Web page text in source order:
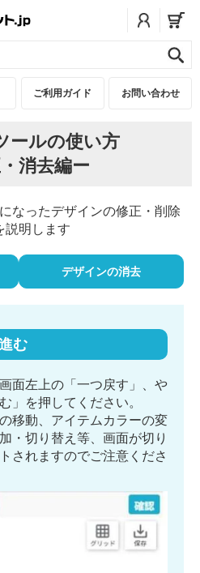
ご利用ガイド お問い合わせ
ールの使い方
消去編ー
なったデザインの修正・削除
説明します
デザインの消去
む
面左上の「一つ戻す」、や
」を押してください。
移動、アイテムカラーの変
・切り替え等、画面が切り
されますのでご注意くださ